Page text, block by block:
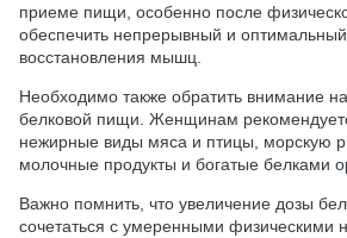
приеме пищи, особенно после
обеспечить непрерывный и
восстановления мышц.
Необходимо также обратить внимание на
белковой пищи. Женщинам
нежирные виды мяса и птицы, морскую
молочные продукты и богатые белками
Важно помнить, что увеличение дозы
сочетаться с умеренными физическими